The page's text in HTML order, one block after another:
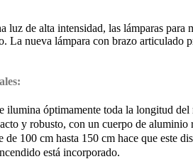
luz de alta intensidad, las lámparas
La nueva lámpara con brazo articulado
ilumina óptimamente toda la longitud del
y robusto, con un cuerpo de aluminio
de 100 cm hasta 150 cm hace que este
está incorporado.